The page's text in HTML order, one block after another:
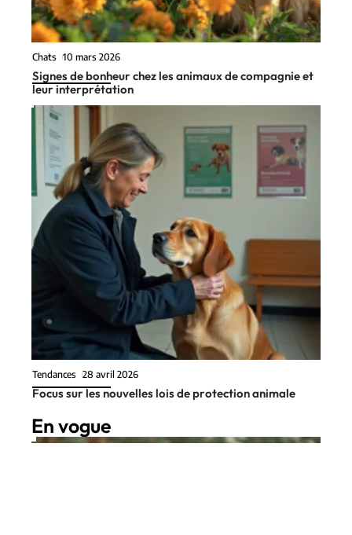
Chats 10 mars 2026
Signes de bonheur chez les animaux de compagnie et
leur interprétation
Tendances 28 avril 2026
Focus sur les nouvelles lois de protection animale
En vogue